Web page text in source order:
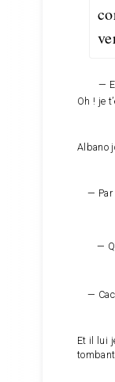
—
Oh ! je
Albano
— Par
—
—
Et il lui